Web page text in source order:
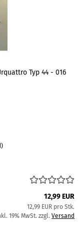
Typ 44 - 016
12,99 EUR
12,99 EUR pro Stk.
19% MwSt. zzgl. Versand